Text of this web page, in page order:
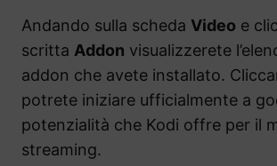
Andando sulla scheda Video e
scritta Addon visualizzerete
addon che avete installato.
potrete iniziare ufficialmente a
potenzialità che Kodi offre per il
streaming.